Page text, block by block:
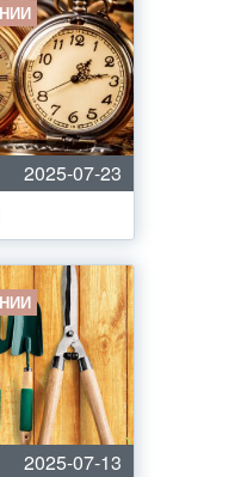
2025-07-23
2025-07-13